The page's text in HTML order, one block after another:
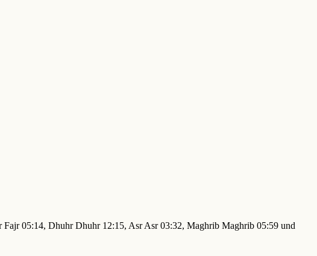
05:14, Dhuhr Dhuhr 12:15, Asr Asr 03:32, Maghrib Maghrib 05:59 und